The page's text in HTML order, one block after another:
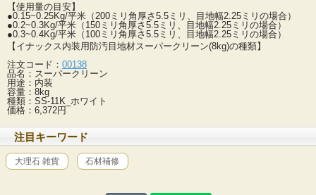
【使用量の目安】
●0.15~0.25Kg/平米（200ミリ角厚さ5.5ミリ、目地幅2.25ミリの場合）
●0.2~0.3Kg/平米（150ミリ角厚さ5.5ミリ、目地幅2.25ミリの場合）
●0.3~0.4Kg/平米（100ミリ角厚さ5.5ミリ、目地幅2.25ミリの場合）
【イナックス内装用防汚目地材スーパークリーン(8kg)の種類】
注文コード： 00138
品名：スーパークリーン
用途：内装
容量：8kg
種類：SS-11K_ホワイト
価格：6,372円
注目キーワード
大理石 雑貨 石材補修